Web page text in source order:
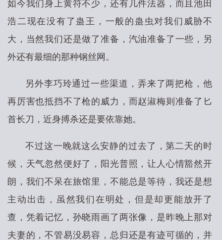
如今我们身上黄符不少，还有几件法器，而且池田
浩二现在没有了蛊王，一般的蛊虫对我们威胁不
大，当然我们还是做了准备，汽油准备了一些，另
外还有最细的那种钢丝网。
另外李巧玲通过一些渠道，弄来了两把枪，他
再厉害也抵挡不了枪的威力，而赵淑梅则准备了匕
首长刀，近身搏杀还是要依靠她。
不过这一晚就这么安静的过去了，第二天的时
候，天气忽然便好了，阳光普照，让人心情豁然开
朗，我们不呆在旅馆里，不能总是等待，我还是想
主动出击，虽然我们在明处，但是却更能放开了
查，凭着记忆，孙晓雨画了两张像，是昨晚上那对
夫妻的，不管易没易容，总归还是有迹可循的，并